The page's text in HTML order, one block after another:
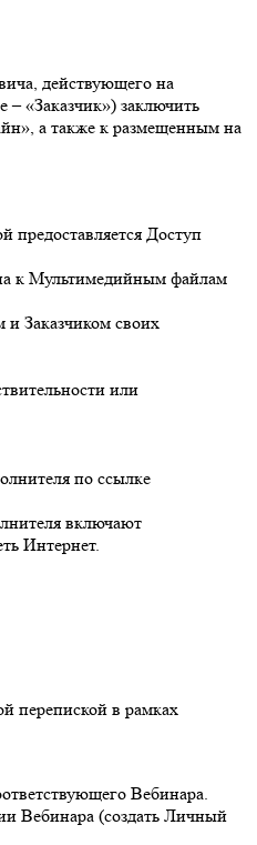
действующего на
«Заказчик») заключить
а также к размещенным на
предоставляется Доступ
к Мультимедийным файлам
Заказчиком своих
или
по ссылке
включают
Интернет.
перепиской в рамках
Вебинара.
Вебинара (создать Личный